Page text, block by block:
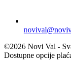
©2026 Novi Val -
Dostupne opcije